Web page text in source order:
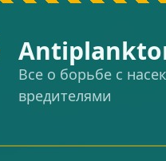
Все о борьбе с
вредителями